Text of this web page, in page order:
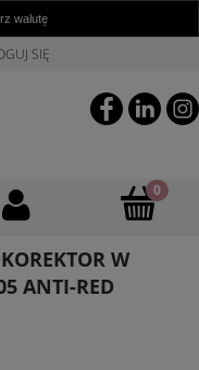
SIĘ
W
ANTI-RED